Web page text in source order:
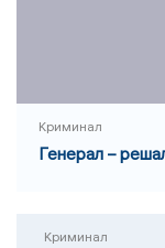
Криминал
Генерал –
Криминал